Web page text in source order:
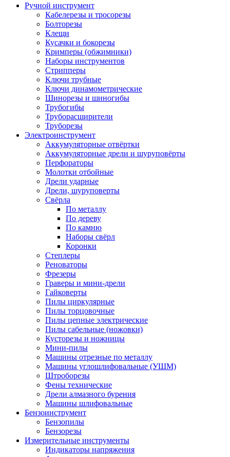
Ручной инструмент
Кабелерезы и тросорезы
Болторезы
Клещи
Кусачки и бокорезы
Кримперы (обжимники)
Наборы инструментов
Стрипперы
Ключи трубные
Ключи динамометрические
Шинорезы и шиногибы
Трубогибы
Труборасширители
Труборезы
Электроинструмент
Аккумуляторные отвёртки
Аккумуляторные дрели и шуруповёрты
Перфораторы
Молотки отбойные
Дрели ударные
Дрели, шуруповерты
Свёрла
По металлу
По дереву
По камню
Наборы свёрл
Коронки
Степлеры
Реноваторы
Фрезеры
Граверы и мини-дрели
Гайковерты
Пилы циркулярные
Пилы торцовочные
Пилы цепные электрические
Пилы сабельные (ножовки)
Кусторезы и ножницы
Мини-пилы
Машины отрезные по металлу
Машины углошлифовальные (УШМ)
Штроборезы
Фены технические
Дрели алмазного бурения
Машины шлифовальные
Бензоинструмент
Бензопилы
Бензорезы
Измерительные инструменты
Индикаторы напряжения